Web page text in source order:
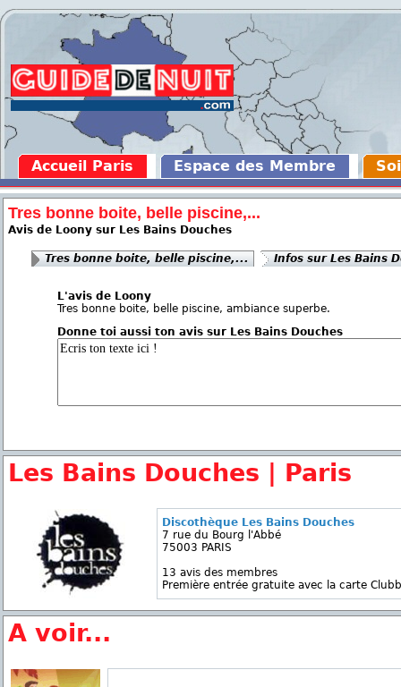
Accueil Paris Espace des Membre
Tres bonne boite, belle piscine,...
Avis de Loony sur Les Bains Douches
Tres bonne boite, belle piscine,... Infos sur Les Bains
L'avis de Loony
Tres bonne boite, belle piscine, ambiance superbe.
Donne toi aussi ton avis sur Les Bains Douches
Les Bains Douches | Paris
Discothèque Les Bains Douches
7 rue du Bourg l'Abbé
75003 PARIS
13 avis des membres
Première entrée gratuite avec la carte
A voir...